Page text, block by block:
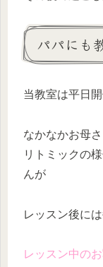
パパにも
当教室は平日
なかなかお母
リトミックの
んが
レッスン後には
レッスン中の